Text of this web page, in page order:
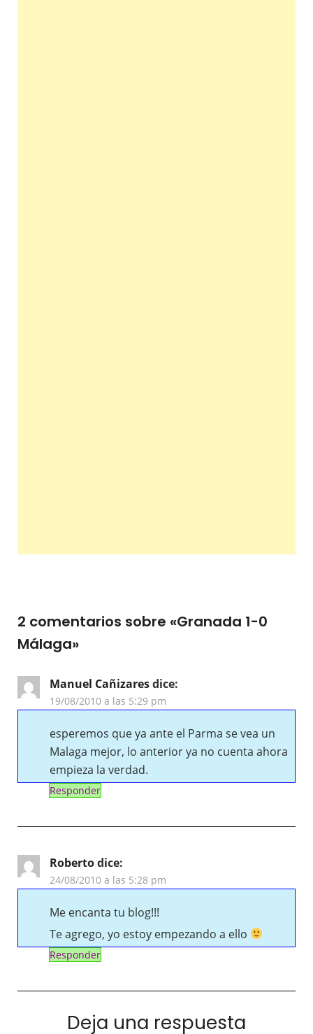
2 comentarios sobre «Granada 1-0
Málaga»
Manuel Cañizaresdice:
19/08/2010 a las 5:29 pm
esperemos que ya ante el Parma se vea un
Malaga mejor, lo anterior ya no cuenta ahora
empieza la verdad.
Responder
Robertodice:
24/08/2010 a las 5:28 pm
Me encanta tu blog!!!
Te agrego, yo estoy empezando a ello
Responder
Deja una respuesta